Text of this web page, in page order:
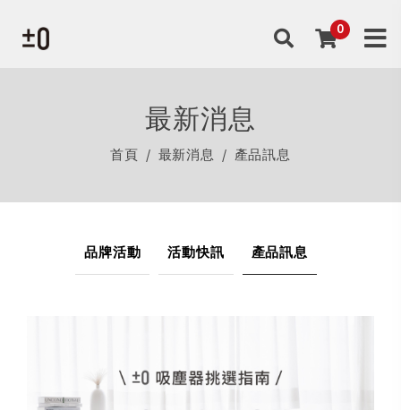
最新消息
首頁 最新消息 產品訊息
品牌活動 活動快訊 產品訊息